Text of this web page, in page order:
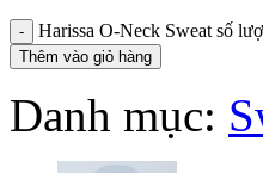
Harissa O-Neck Sweat số
Thêm vào giỏ hàng
Danh mục: